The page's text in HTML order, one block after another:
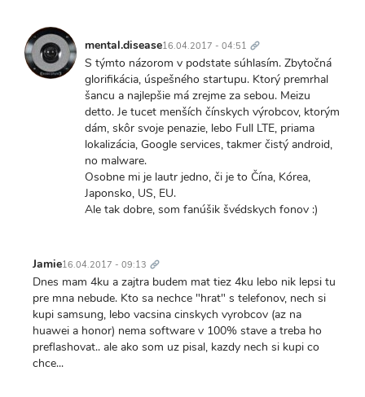
mental.disease16.04.2017 - 04:51 odkaz
S týmto názorom v podstate súhlasím. Zbytočná
glorifikácia, úspešného startupu. Ktorý premrhal
šancu a najlepšie má zrejme za sebou. Meizu
detto. Je tucet menších čínskych výrobcov, ktorým
dám, skôr svoje penazie, lebo Full LTE, priama
lokalizácia, Google services, takmer čistý android,
no malware.
Osobne mi je lautr jedno, či je to Čína, Kórea,
Japonsko, US, EU.
Ale tak dobre, som fanúšik švédskych fonov :)
Jamie16.04.2017 - 09:13 odkaz
Dnes mam 4ku a zajtra budem mat tiez 4ku lebo nik lepsi tu
pre mna nebude. Kto sa nechce "hrat" s telefonov, nech si
kupi samsung, lebo vacsina cinskych vyrobcov (az na
huawei a honor) nema software v 100% stave a treba ho
preflashovat.. ale ako som uz pisal, kazdy nech si kupi co
chce...